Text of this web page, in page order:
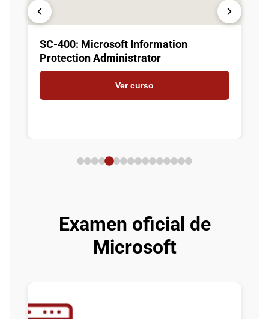
SC-400: Microsoft Information
Protection Administrator
Ver curso
Examen oficial de
Microsoft